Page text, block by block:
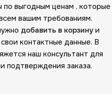
по выгодным ценам , которые
вашим требованиям.
добавить в корзину и
контактные данные. В
наш консультант для
подтверждения заказа.